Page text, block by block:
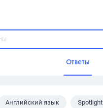
Ответы
Английский язык Spotlight